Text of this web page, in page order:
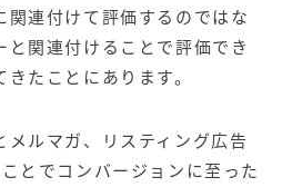
関連付けて評価するのではな
と関連付けることで評価でき
たことにあります。
メルマガ、リスティング広告
とでコンバージョンに至った